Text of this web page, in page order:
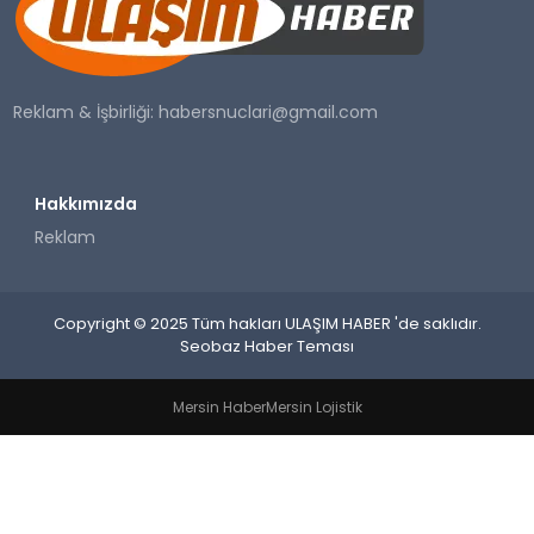
SAĞLIK
YAŞAM
Reklam & İşbirliği:habersnuclari@gmail.com
Hakkımızda
Reklam
Copyright © 2025 Tüm hakları ULAŞIM HABER 'de saklıdır.
Seobaz Haber Teması
Mersin HaberMersin Lojistik